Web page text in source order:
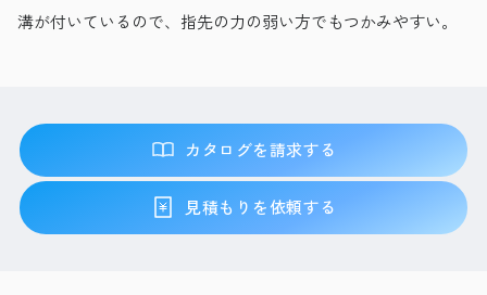
溝が付いているので、指先の力の弱い方でもつかみやすい。
カタログを請求する
見積もりを依頼する